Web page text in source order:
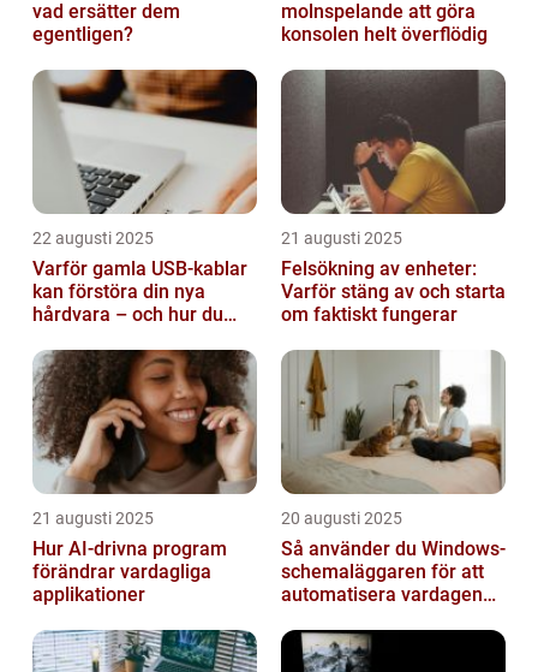
vad ersätter dem
egentligen?
molnspelande att göra
konsolen helt överflödig
22 augusti 2025
Varför gamla USB-kablar
kan förstöra din nya
hårdvara – och hur du
21 augusti 2025
Felsökning av enheter:
Varför stäng av och starta
om faktiskt fungerar
21 augusti 2025
Hur AI-drivna program
förändrar vardagliga
applikationer
20 augusti 2025
Så använder du Windows-
schemaläggaren för att
automatisera vardagen